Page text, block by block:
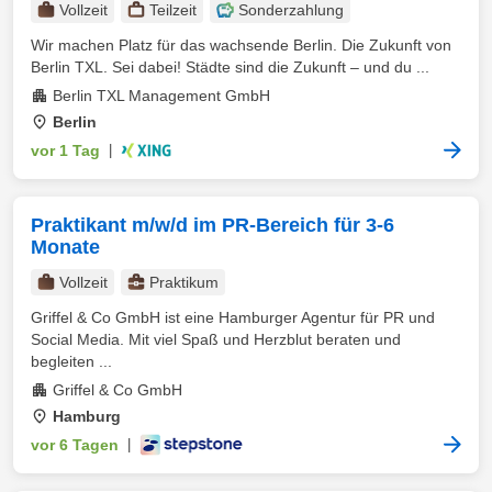
Vollzeit Teilzeit
Sonderzahlung
Wir machen Platz für das wachsende Berlin. Die Zukunft von
Berlin TXL. Sei dabei! Städte sind die Zukunft – und du ...
Berlin TXL Management GmbH
Berlin
vor 1 Tag
Praktikant m/w/d im PR-Bereich für 3-6
Monate
Vollzeit
Praktikum
Griffel & Co GmbH ist eine Hamburger Agentur für PR und
Social Media. Mit viel Spaß und Herzblut beraten und
begleiten ...
Griffel & Co GmbH
Hamburg
vor 6 Tagen